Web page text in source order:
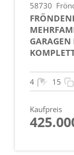
58730
GARAGEN
4 15
Kaufpreis